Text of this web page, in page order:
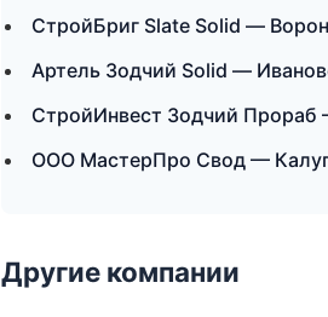
СтройБриг Slate Solid —
Артель Зодчий Solid —
СтройИнвест Зодчий
ООО МастерПро Свод —
Другие компании